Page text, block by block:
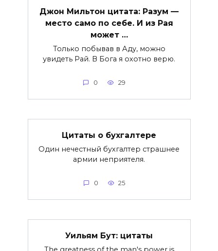
Джон Мильтон цитата: Разум —
место само по себе. И из Рая
может …
Только побывав в Аду, можно
увидеть Рай. В Бога я охотно верю.
0 29
Цитаты о бухгалтере
Один нечестный бухгалтер страшнее
армии неприятеля.
0 25
Уильям Бут: цитаты